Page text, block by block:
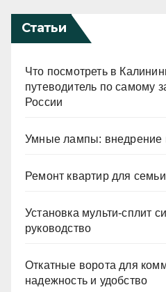
Статьи
Что посмотреть в
путеводитель по самому
России
Умные лампы: внедрение
Ремонт квартир для
Установка мульти-сплит
руководство
Откатные ворота для
надежность и удобство